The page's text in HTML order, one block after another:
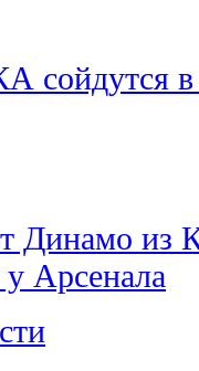
сойдутся
Динамо из
Арсенала